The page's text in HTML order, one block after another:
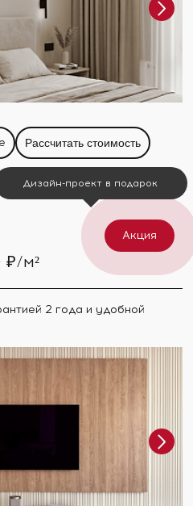
Рассчитать стоимость
м²
2 года и удобной
Акция
Дизайн-проект в подарок